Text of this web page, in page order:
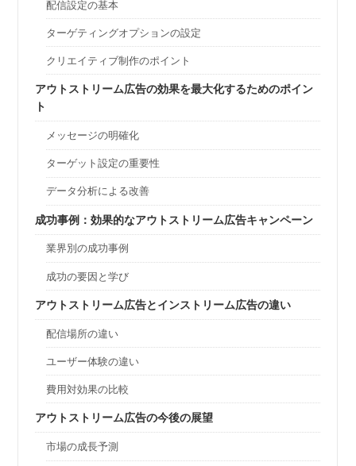
配信設定の基本
ターゲティングオプションの設定
クリエイティブ制作のポイント
アウトストリーム広告の効果を最大化するためのポイン
ト
メッセージの明確化
ターゲット設定の重要性
データ分析による改善
成功事例：効果的なアウトストリーム広告キャンペーン
業界別の成功事例
成功の要因と学び
アウトストリーム広告とインストリーム広告の違い
配信場所の違い
ユーザー体験の違い
費用対効果の比較
アウトストリーム広告の今後の展望
市場の成長予測